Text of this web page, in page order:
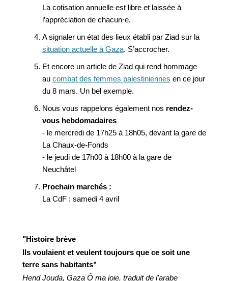
La cotisation annuelle est libre et laissée à
l’appréciation de chacun·e.
A signaler un état des lieux établi par Ziad sur la
situation actuelle à Gaza. S’accrocher.
Et encore un article de Ziad qui rend hommage
au combat des femmes palestiniennes en ce jour
du 8 mars. Un bel exemple.
Nous vous rappelons également nos rendez-
vous hebdomadaires
- le mercredi de 17h25 à 18h05, devant la gare de
La Chaux-de-Fonds
- le jeudi de 17h00 à 18h00 à la gare de
Neuchâtel
Prochain marchés :
La CdF : samedi 4 avril
"Histoire brève
Ils voulaient et veulent toujours que ce soit une
terre sans habitants"
Hend Jouda, Gaza Ô ma joie, traduit de l'arabe